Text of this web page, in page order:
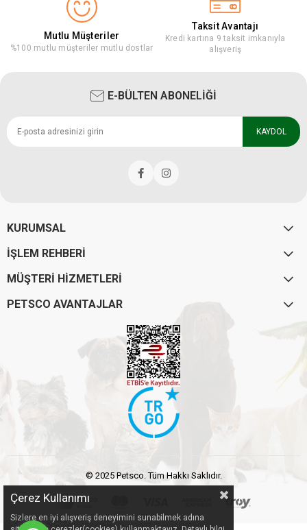
Mutlu Müşteriler
%100 mutlu müşteriler mutlu dostlar
Taksit Avantajı
Kredi kartına 9 taksit imkanıyla
alışveriş
E-BÜLTEN ABONELİĞİ
KAYDOL
KURUMSAL
İŞLEM REHBERİ
MÜŞTERİ HİZMETLERİ
PETSCO AVANTAJLAR
© 2025 Petsco. Tüm Hakkı Saklıdır.
Çerez Kullanımı
Sizlere en iyi alışveriş deneyimini sunabilmek adına